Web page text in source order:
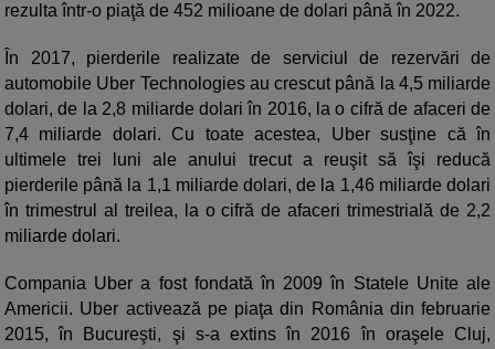
rezulta într-o piaţă de 452 milioane de dolari până în 2022.
În 2017, pierderile realizate de serviciul de rezervări de
automobile Uber Technologies au crescut până la 4,5 miliarde
dolari, de la 2,8 miliarde dolari în 2016, la o cifră de afaceri de
7,4 miliarde dolari. Cu toate acestea, Uber susţine că în
ultimele trei luni ale anului trecut a reuşit să îşi reducă
pierderile până la 1,1 miliarde dolari, de la 1,46 miliarde dolari
în trimestrul al treilea, la o cifră de afaceri trimestrială de 2,2
miliarde dolari.
Compania Uber a fost fondată în 2009 în Statele Unite ale
Americii. Uber activează pe piaţa din România din februarie
2015, în Bucureşti, şi s-a extins în 2016 în oraşele Cluj,